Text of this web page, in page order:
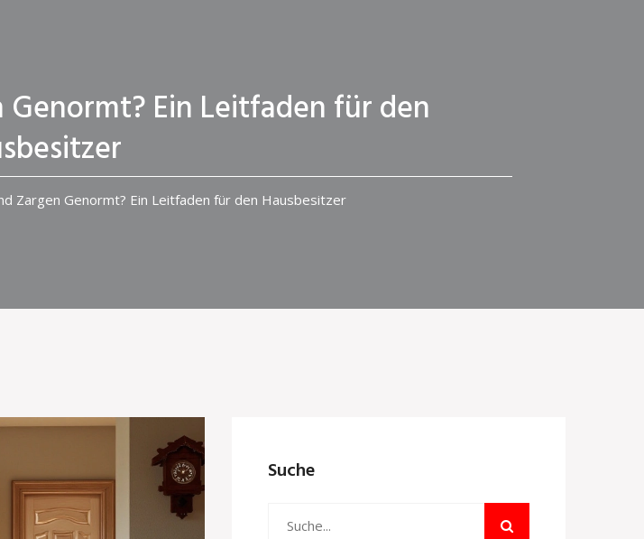
Ein Leitfaden für den
Zargen Genormt? Ein Leitfaden für den Hausbesitzer
Suche